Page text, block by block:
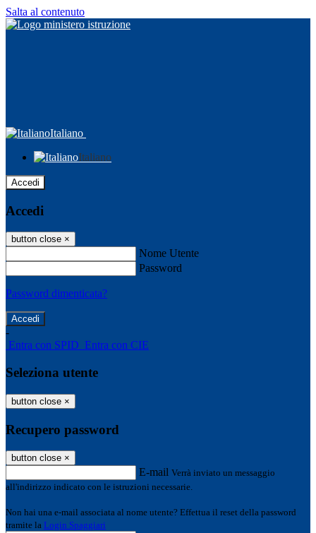
Salta al contenuto
Italiano
Italiano
Accedi
Accedi
button close ×
Nome Utente
Password
Password dimenticata?
-
Entra con SPID Entra con CIE
Seleziona utente
button close ×
Recupero password
button close ×
E-mail Verrà inviato un messaggio
all'indirizzo indicato con le istruzioni necessarie.
Non hai una e-mail associata al nome utente? Effettua il reset della password
tramite la Login Spaggiari